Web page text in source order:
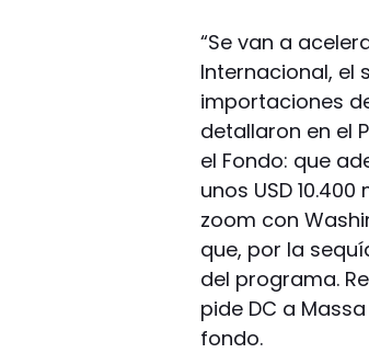
“Se van a
Internacional, el
importaciones
detallaron en el
el Fondo: que
unos USD
zoom con
que, por la
del programa.
pide DC a
fondo.